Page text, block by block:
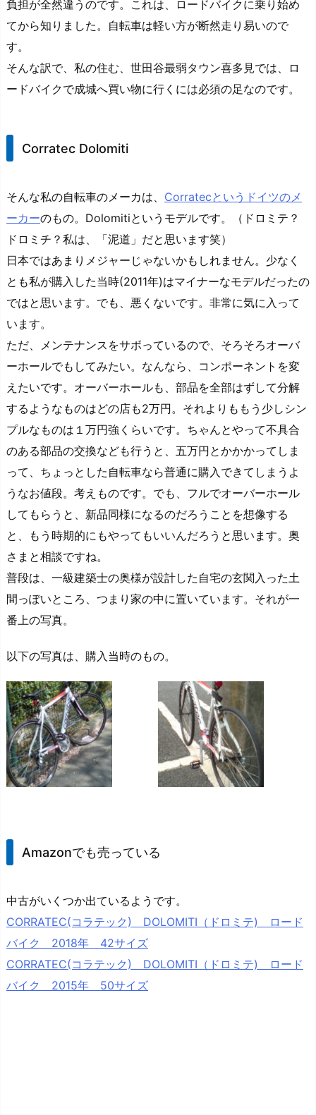
負担が全然違うのです。これは、ロードバイクに乗り始め
てから知りました。自転車は軽い方が断然走り易いので
す。
そんな訳で、私の住む、世田谷最弱タウン喜多見では、ロ
ードバイクで成城へ買い物に行くには必須の足なのです。
Corratec Dolomiti
そんな私の自転車のメーカは、 Corratecというドイツのメ
ーカーのもの。Dolomitiというモデルです。（ドロミテ？
ドロミチ？私は、「泥道」だと思います笑）
日本ではあまりメジャーじゃないかもしれません。少なく
とも私が購入した当時(2011年)はマイナーなモデルだったの
ではと思います。でも、悪くないです。非常に気に入って
います。
ただ、メンテナンスをサボっているので、そろそろオーバ
ーホールでもしてみたい。なんなら、コンポーネントを変
えたいです。オーバーホールも、部品を全部はずして分解
するようなものはどの店も2万円。それよりももう少しシン
プルなものは１万円強くらいです。ちゃんとやって不具合
のある部品の交換なども行うと、五万円とかかかってしま
って、ちょっとした自転車なら普通に購入できてしまうよ
うなお値段。考えものです。でも、フルでオーバーホール
してもらうと、新品同様になるのだろうことを想像する
と、もう時期的にもやってもいいんだろうと思います。奥
さまと相談ですね。
普段は、一級建築士の奥様が設計した自宅の玄関入った土
間っぽいところ、つまり家の中に置いています。それが一
番上の写真。
以下の写真は、購入当時のもの。
Amazonでも売っている
中古がいくつか出ているようです。
CORRATEC(コラテック) DOLOMITI（ドロミテ) ロード
バイク 2018年 42サイズ
CORRATEC(コラテック) DOLOMITI（ドロミテ) ロード
バイク 2015年 50サイズ